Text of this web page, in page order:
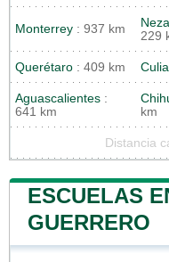
Monterrey : 937 km
229
Querétaro : 409 km
Aguascalientes :
641 km
km
Distancia
ESCUELAS
GUERRERO